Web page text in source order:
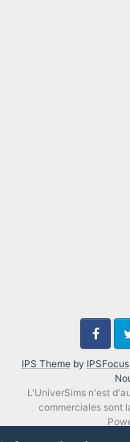
IPS Themeby IPSFocus
L'UniverSims n'est
commerciales sont